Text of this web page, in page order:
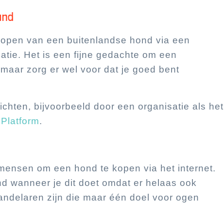
van een buitenlandse hond via een
Het is een fijne gedachte om een
zorg er wel voor dat je goed bent
bijvoorbeeld door een organisatie als het
.
om een hond te kopen via het internet.
wanneer je dit doet omdat er helaas ook
zijn die maar één doel voor ogen